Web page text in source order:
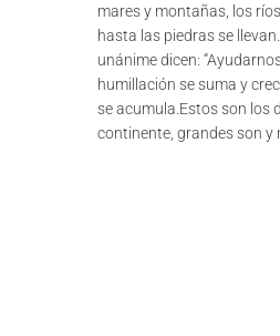
mares y montañas, los
hasta las piedras se
unánime dicen:
humillación se suma y
se acumula.Estos son los
continente, grandes son y